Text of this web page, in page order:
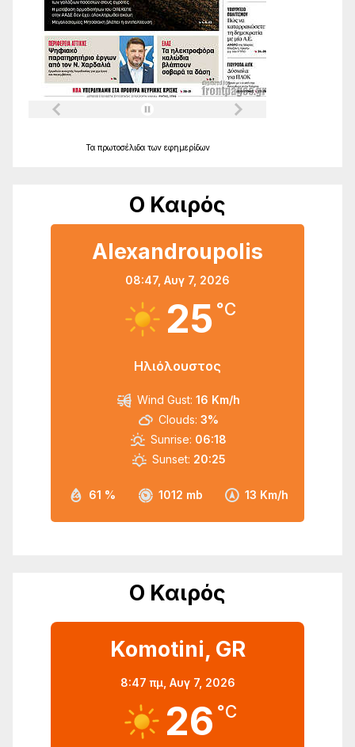
Τα πρωτοσέλιδα των εφημερίδων
Ο Καιρός
Alexandroupolis
08:47, Αυγ 7, 2026
25 °C
Ηλιόλουστος
61 % 1012 mb 13 Km/h
Wind Gust: 16 Km/h
Clouds: 3%
Sunrise: 06:18
Sunset: 20:25
Ο Καιρός
Komotini, GR
8:47 πμ, Αυγ 7, 2026
26 °C